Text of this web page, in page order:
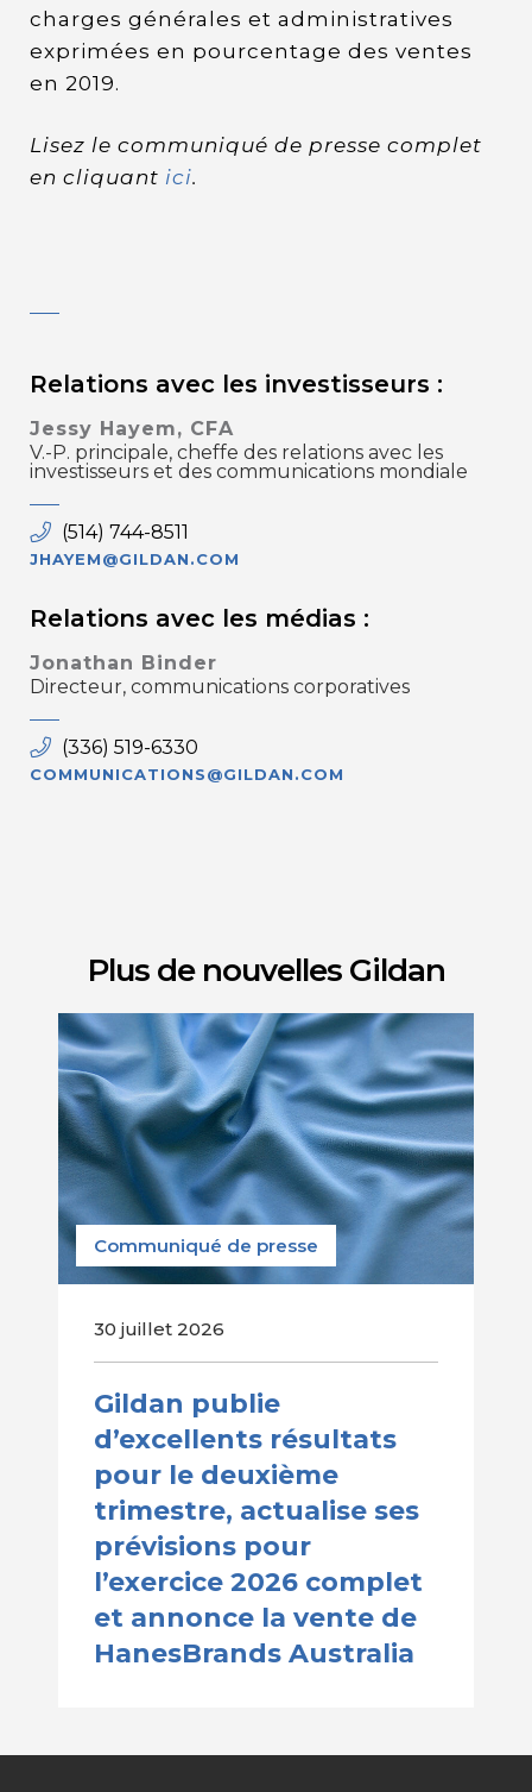
charges générales et administratives
exprimées en pourcentage des ventes
en 2019.
Lisez le communiqué de presse complet
en cliquant ici.
Relations avec les investisseurs :
Jessy Hayem, CFA
V.-P. principale, cheffe des relations avec les
investisseurs et des communications mondiale
(514) 744-8511
JHAYEM@GILDAN.COM
Relations avec les médias :
Jonathan Binder
Directeur, communications corporatives
(336) 519-6330
COMMUNICATIONS@GILDAN.COM
Plus de nouvelles Gildan
Communiqué de presse
30 juillet 2026
Gildan publie
d’excellents résultats
pour le deuxième
trimestre, actualise ses
prévisions pour
l’exercice 2026 complet
et annonce la vente de
HanesBrands Australia